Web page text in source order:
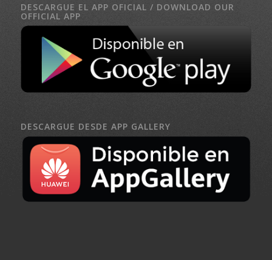
DESCARGUE EL APP OFICIAL / DOWNLOAD OUR
OFFICIAL APP
DESCARGUE DESDE APP GALLERY